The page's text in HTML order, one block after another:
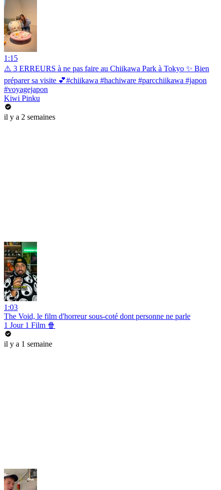
1:15
⚠️ 3 ERREURS à ne pas faire au Chiikawa Park à Tokyo ✨ Bien
préparer sa visite 💕#chiikawa #hachiware #parcchiikawa #japon
#voyagejapon
Kiwi Pinku
il y a 2 semaines
1:03
The Void, le film d'horreur sous-coté dont personne ne parle
1 Jour 1 Film 🍿
il y a 1 semaine